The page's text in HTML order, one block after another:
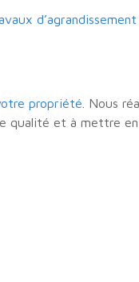
propriété . Nous
qualité et à mettre